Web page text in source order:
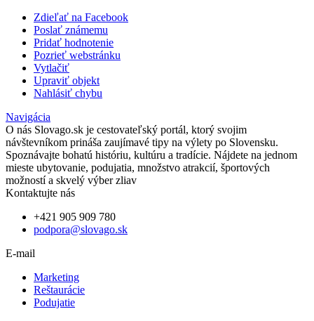
Zdieľať na Facebook
Poslať známemu
Pridať hodnotenie
Pozrieť webstránku
Vytlačiť
Upraviť objekt
Nahlásiť chybu
Navigácia
O nás Slovago.sk je cestovateľský portál, ktorý svojim
návštevníkom prináša zaujímavé tipy na výlety po Slovensku.
Spoznávajte bohatú históriu, kultúru a tradície. Nájdete na jednom
mieste ubytovanie, podujatia, množstvo atrakcií, športových
možností a skvelý výber zliav
Kontaktujte nás
+421 905 909 780
podpora@slovago.sk
E-mail
Marketing
Reštaurácie
Podujatie